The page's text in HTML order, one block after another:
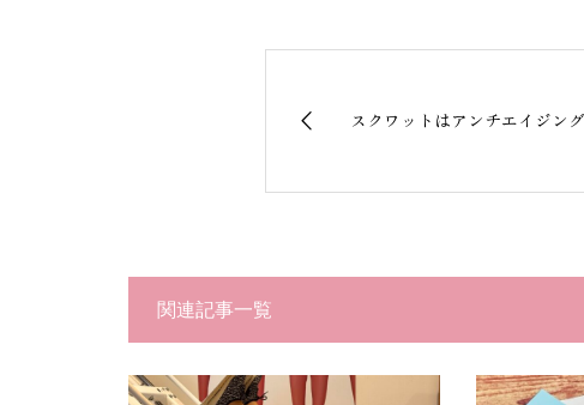
スクワットはアンチエイジン
関連記事一覧